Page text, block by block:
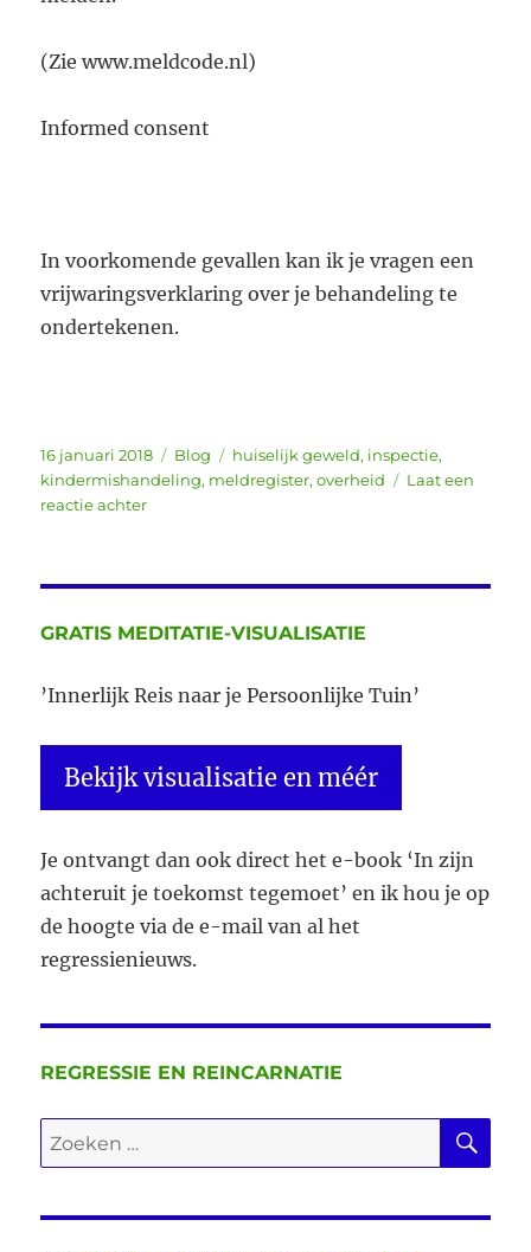
(Zie www.meldcode.nl)
Informed consent
In voorkomende gevallen kan ik je vragen een
vrijwaringsverklaring over je behandeling te
ondertekenen.
Geplaatst
op
16 januari 2018 Categorieën
Blog Tags
huiselijk geweld, inspectie,
kindermishandeling, meldregister,overheid
Laat een
reactie achterop
Daggers
GRATIS MEDITATIE-VISUALISATIE
’Innerlijk Reis naar je Persoonlijke Tuin’
Bekijk visualisatie en méér
Je ontvangt dan ook direct het e-book ‘In zijn
achteruit je toekomst tegemoet’ en ik hou je op
de hoogte via de e-mail van al het
regressienieuws.
REGRESSIE EN REINCARNATIE
Zoeken
naar: